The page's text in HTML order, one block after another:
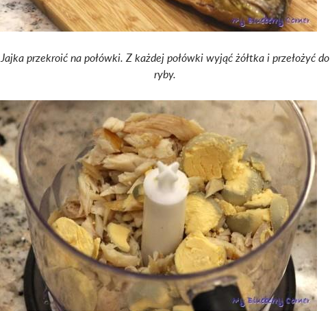
Jajka przekroić na połówki. Z każdej połówki wyjąć żółtka i przełożyć do
ryby.